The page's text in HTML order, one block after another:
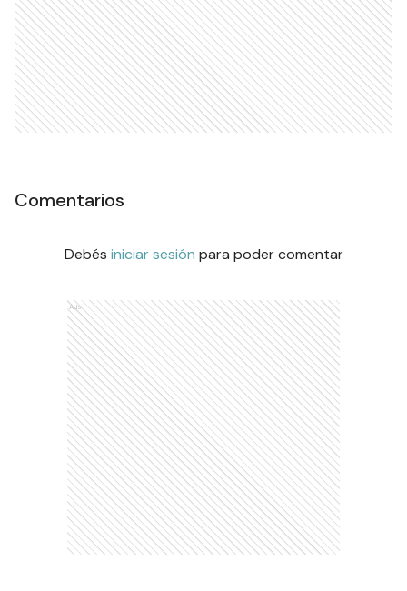
Comentarios
Debés iniciar sesión para poder comentar
Ads